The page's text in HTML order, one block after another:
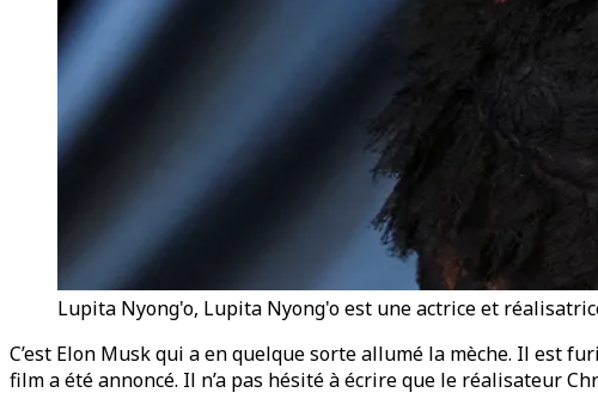
Lupita Nyong'o, Lupita Nyong'o est une actrice et
C’est Elon Musk qui a en quelque sorte allumé la mèche. Il est
film a été annoncé. Il n’a pas hésité à écrire que le réalisateur